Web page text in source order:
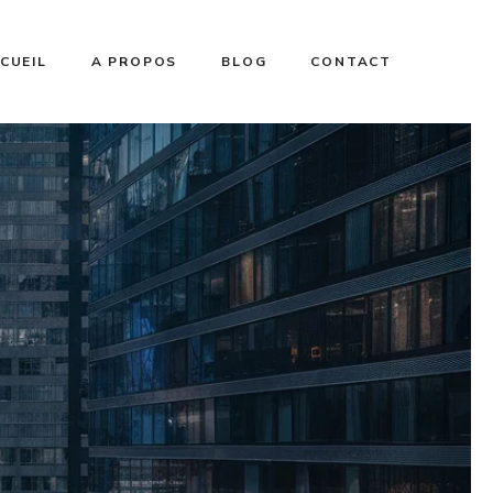
A PROPOS BLOG CONTACT